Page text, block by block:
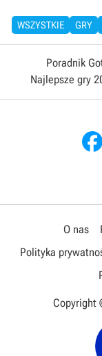
WSZYSTKIE GRY
Poradnik
Najlepsze gry
O nas
Polityka
Copyright